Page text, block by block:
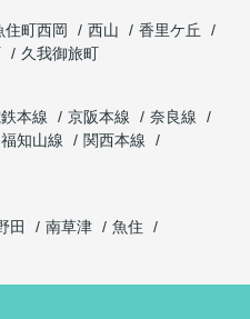
住町西岡 西山
香里ケ丘
久我御旅町
本線 京阪本線
奈良線
福知山線
関西本線
田 南草津
魚住